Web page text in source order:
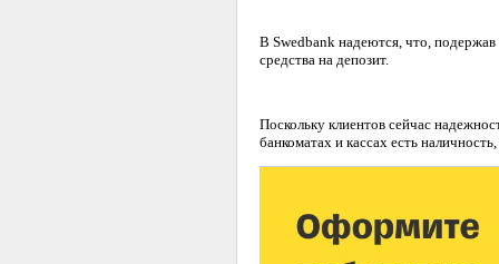
В Swedbank надеются, что, подержав
средства на депозит.
Поскольку клиентов сейчас
банкоматах и кассах есть